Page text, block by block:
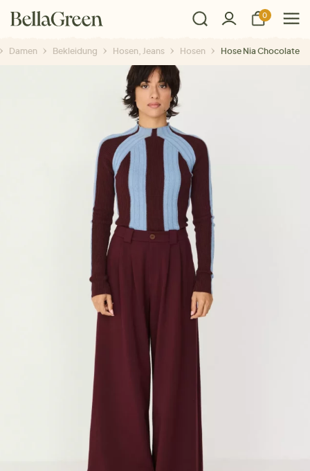
0
Damen Bekleidung Hosen, Jeans Hosen Hose Nia Chocolate